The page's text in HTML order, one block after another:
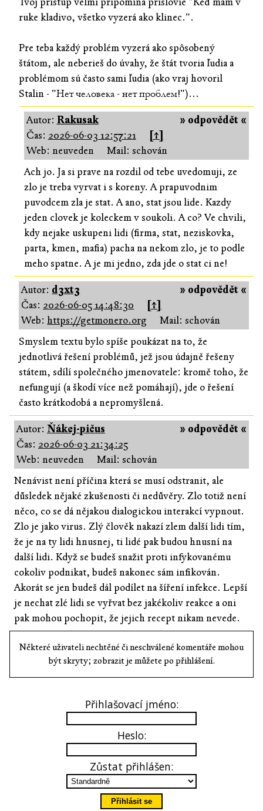
ruke kladivo, všetko vyzerá ako klinec.".
Pre teba každý problém vyzerá ako spôsobený
štátom, ale neberieš do úvahy, že štát tvoria ľudia a
problémom sú často sami ľudia (ako vraj hovoril
Stalin - "Нет человека - нет проблем!")...
» odpovědět «
Autor: Rakusak
Čas: 2026-06-03 12:57:21
[↑]
Web: neuveden
Mail: schován
Ach jo. Ja si prave na rozdil od tebe uvedomuji, ze
zlo je treba vyrvat i s koreny. A prapuvodnim
puvodcem zla je stat. A ano, stat jsou lide. Kazdy
jeden clovek je koleckem v soukoli. A co? Ve chvili,
kdy nejake uskupeni lidi (firma, stat, neziskovka,
parta, kmen, mafia) pacha na nekom zlo, je to podle
meho spatne. A je mi jedno, zda jde o stat ci ne!
» odpovědět «
Autor: d3xt3
Čas: 2026-06-05 14:48:30
[↑]
Web:https://getmonero.org
Mail: schován
Smyslem textu bylo spíše poukázat na to, že
jednotlivá řešení problémů, jež jsou údajně řešeny
státem, sdílí společného jmenovatele: kromě toho, že
nefungují (a škodí více než pomáhají), jde o řešení
často krátkodobá a nepromyšlená.
» odpovědět «
Autor: Ňákej-pičus
Čas: 2026-06-03 21:34:25
Web: neuveden
Mail: schován
Nenávist není příčina která se musí odstranit, ale
důsledek nějaké zkušenosti či nedůvěry. Zlo totiž není
něco, co se dá nějakou dialogickou interakcí vypnout.
Zlo je jako virus. Zlý člověk nakazí zlem další lidi tím,
že je na ty lidi hnusnej, ti lidé pak budou hnusní na
další lidi. Když se budeš snažit proti infykovanému
cokoliv podnikat, budeš nakonec sám infikován.
Akorát se jen budeš dál podílet na šíření infekce. Lepší
je nechat zlé lidi se vyřvat bez jakékoliv reakce a oni
pak mohou pochopit, že jejich recept nikam nevede.
Některé uživateli nechtěné či neschválené komentáře mohou
být skryty; zobrazit je můžete po přihlášení.
Přihlašovací jméno:
Heslo:
Zůstat přihlášen: